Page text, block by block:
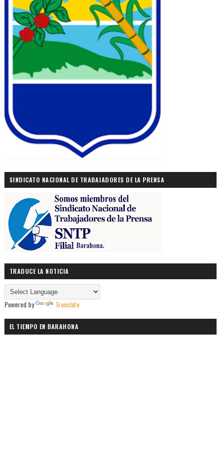
SINDICATO NACIONAL DE TRABAJADORES DE LA PRENSA
TRADUCE LA NOTICIA
Powered by Translate
EL TIEMPO EN BARAHONA